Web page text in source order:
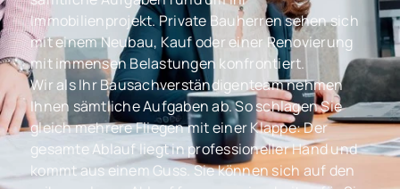
Immobilienprojekt. Private Bauherren sehen sich
mit einem Neubau, Kauf oder einer Renovierung
mit immensen Belastungen konfrontiert.
Wir als Ihr Bausachverständigenteam nehmen
Ihnen sämtliche Aufgaben ab. So schlagen Sie
gleich mehrere Fliegen mit einer Klappe: Der
gesamte Ablauf liegt in professioneller Hand und
kommt aus einem Guss. Sie können sich auf den